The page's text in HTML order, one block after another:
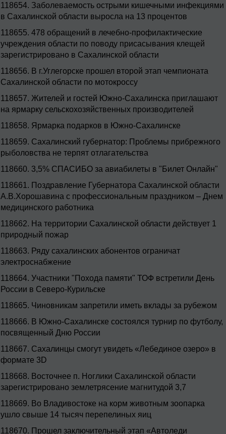
118654. Заболеваемость острыми кишечными инфекциями
в Сахалинской области выросла на 13 процентов
118655. 478 обращений в лечебно-профилактические
учреждения области по поводу присасывания клещей
зарегистрировано в Сахалинской области
118656. В г.Углегорске прошел второй этап чемпионата
Сахалинской области по мотокроссу
118657. Жителей и гостей Южно-Сахалинска приглашают
на ярмарку сельскохозяйственных производителей
118658. Ярмарка подарков в Южно-Сахалинске
118659. Сахалинский губернатор: Проблемы прибрежного
рыболовства не терпят отлагательства
118660. 3,5% СПАСИБО за авиабилеты в "Билет Онлайн"
118661. Поздравление Губернатора Сахалинской области
А.В.Хорошавина с профессиональным праздником – Днем
медицинского работника
118662. На территории Сахалинской области действует 1
природный пожар
118663. Ряду сахалинских абонентов ограничат
электроснабжение
118664. Участники "Похода памяти" ТОФ встретили День
России в Северо-Курильске
118665. Чиновникам запретили иметь вклады за рубежом
118666. В Южно-Сахалинске состоялся турнир по футболу,
посвященный Дню России
118667. Сахалинцы смогут увидеть «Лебединое озеро» в
формате 3D
118668. Восточнее п. Ноглики Сахалинской области
зарегистрировано землетрясение магнитудой 3,7
118669. Во Владивостоке на корм животным зоопарка
ушло свыше 14 тысяч перепелиных яиц
118670. Прошел заключительный этап «Автоледи